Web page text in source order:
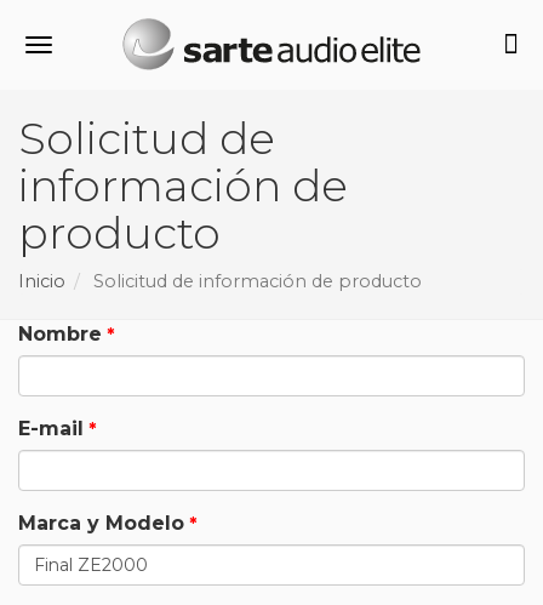
Alternar navegación
Solicitud de
información de
producto
Inicio Solicitud de información de producto
Nombre
E-mail
Marca y Modelo